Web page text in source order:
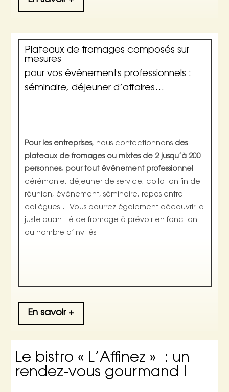
Plateaux de fromages composés sur
mesures
pour vos événements professionnels :
séminaire, déjeuner d’affaires…
Pour les entreprises, nous confectionnons des
plateaux de fromages ou mixtes de 2 jusqu’à 200
personnes, pour tout événement professionnel:
cérémonie, déjeuner de service, collation fin de
réunion, évènement, séminaire, repas entre
collègues… Vous pourrez également découvrir la
juste quantité de fromage à prévoir en fonction
du nombre d’invités.
En savoir +
Le bistro « L’Affinez » : un
rendez-vous gourmand !